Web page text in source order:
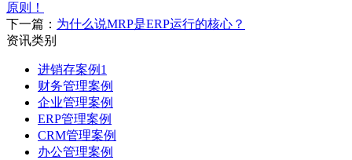
原则！
下一篇： 为什么说MRP是ERP运行的核心？
资讯类别
进销存案例1
财务管理案例
企业管理案例
ERP管理案例
CRM管理案例
办公管理案例